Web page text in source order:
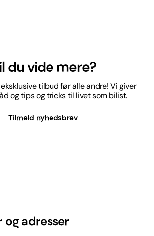
du vide mere?
tilbud før alle andre! Vi giver
og tips og tricks til livet som bilist.
Tilmeld nyhedsbrev
adresser